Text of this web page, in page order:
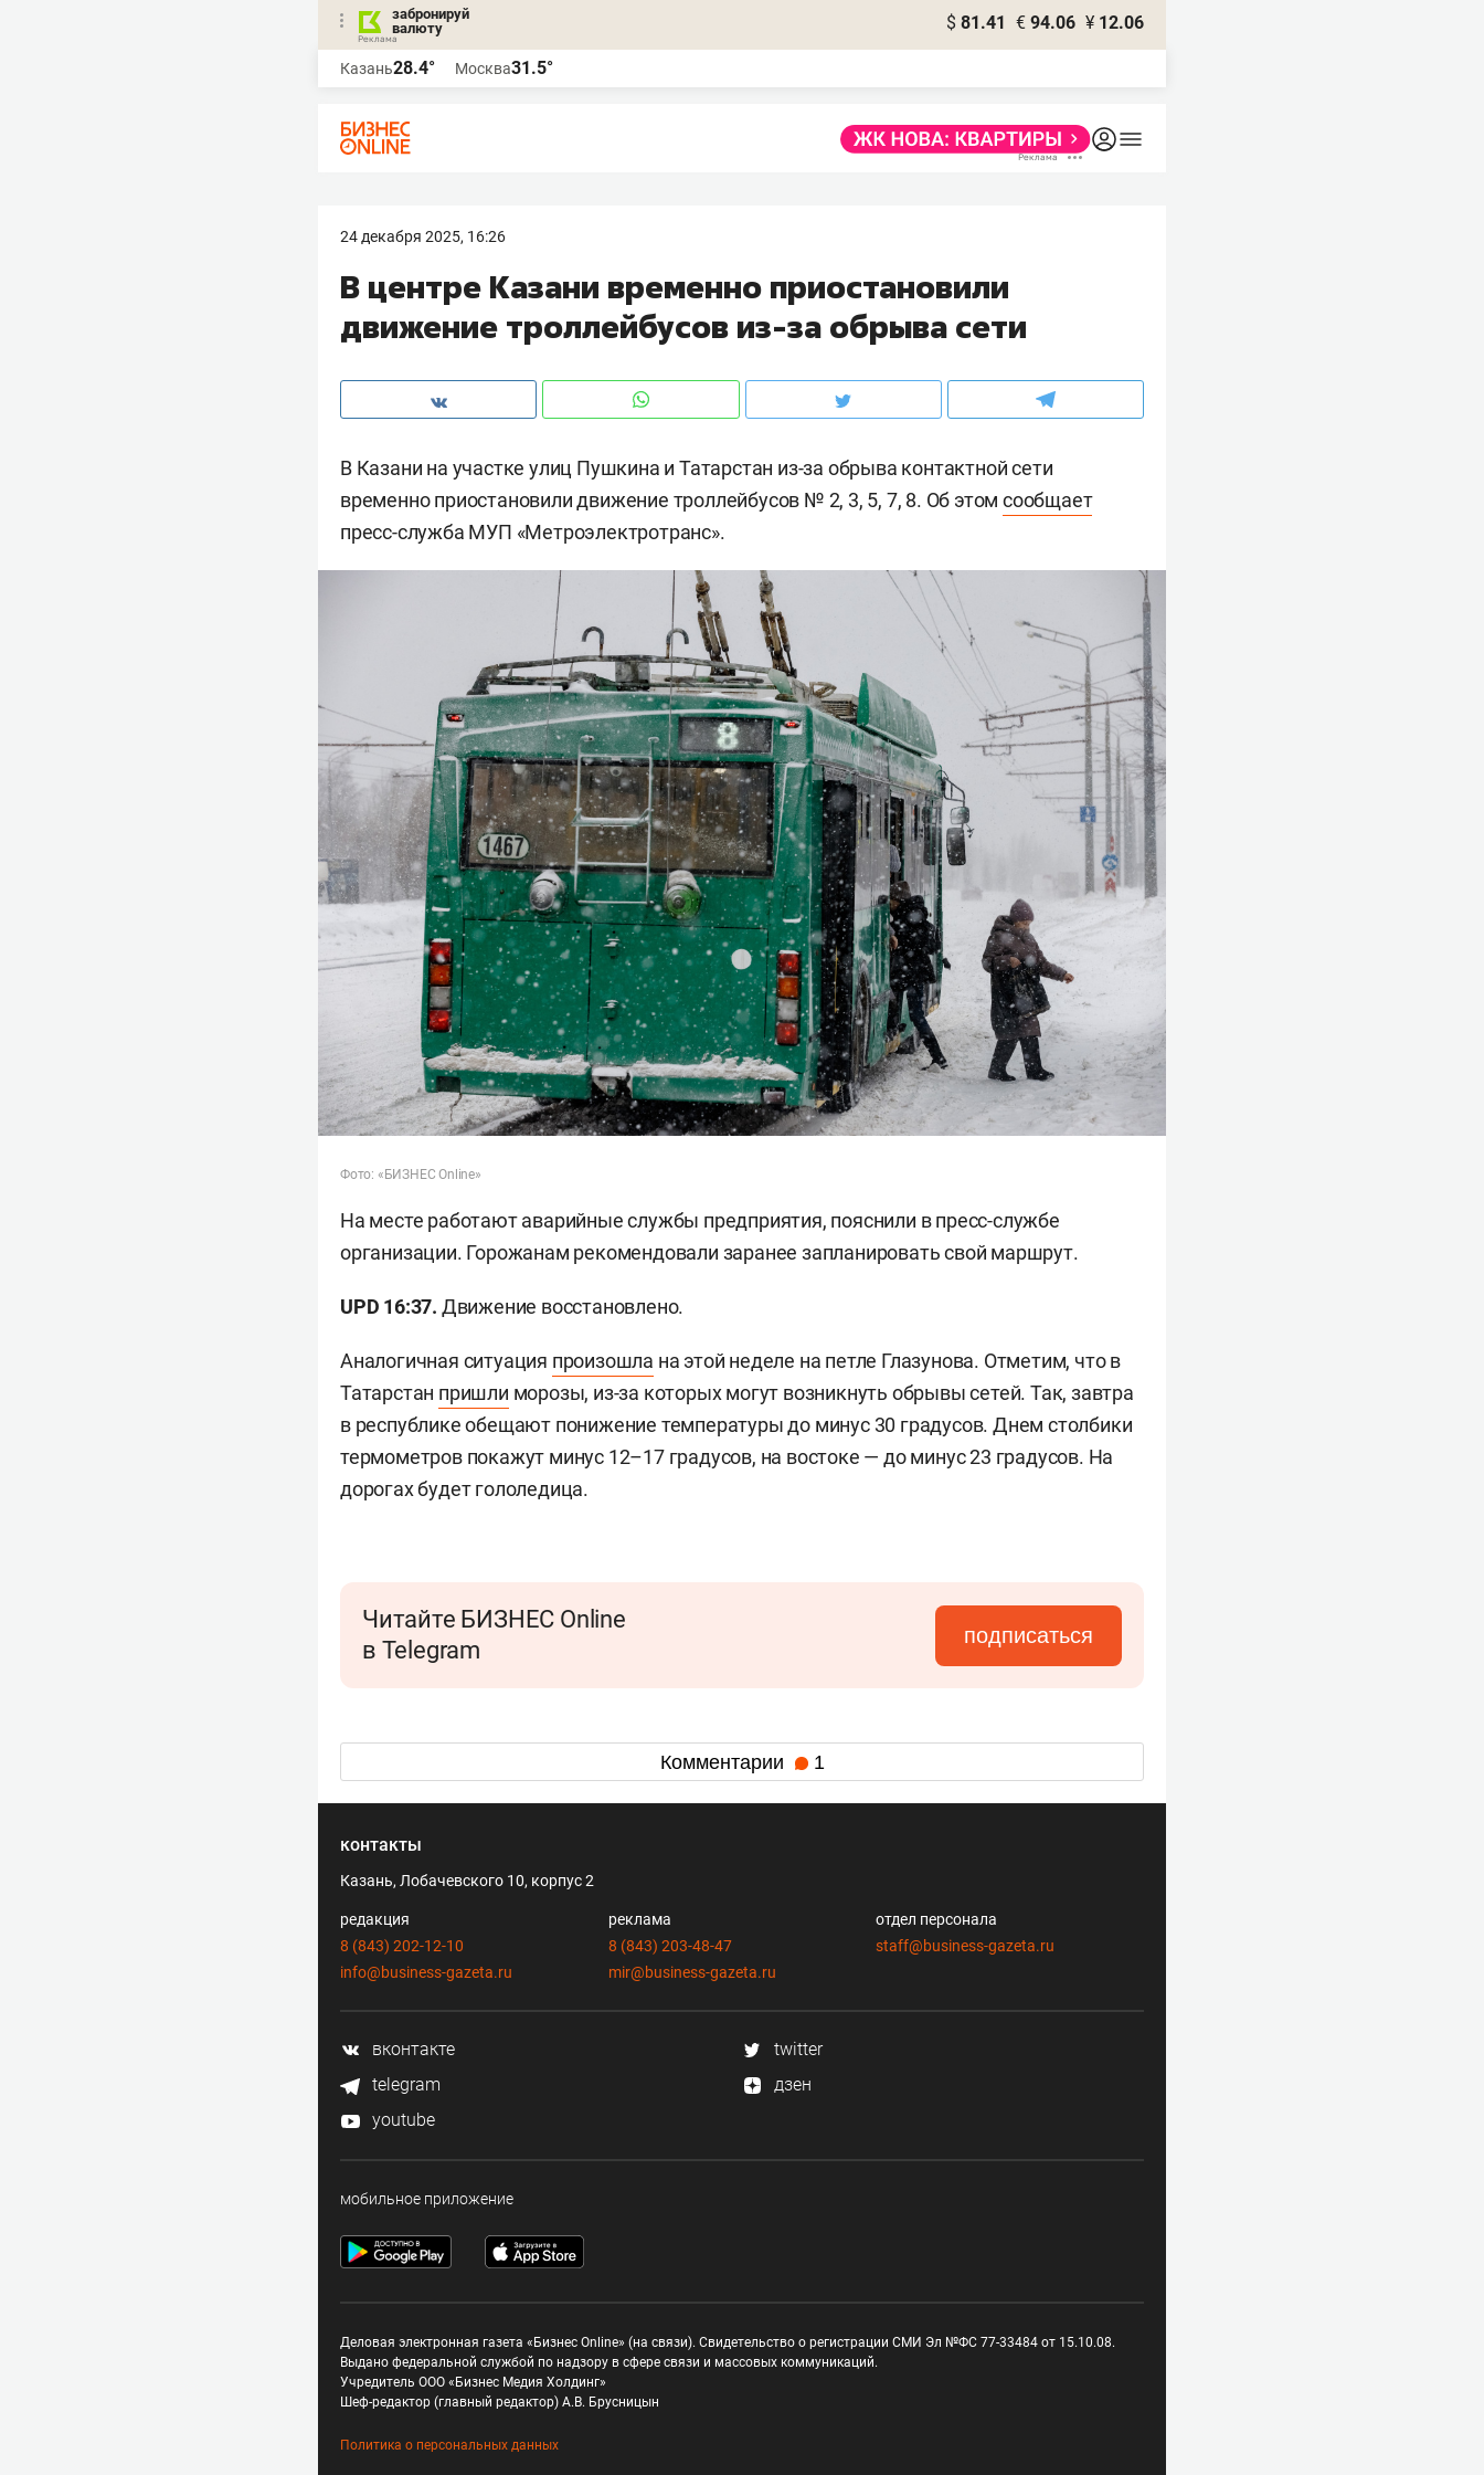
забронируй
валюту
$ 81.41 € 94.06 ¥ 12.06
Казань28.4° Москва31.5°
24 декабря 2025, 16:26
В центре Казани временно приостановили
движение троллейбусов из-за обрыва сети
В Казани на участке улиц Пушкина и Татарстан из-за обрыва контактной сети
временно приостановили движение троллейбусов № 2, 3, 5, 7, 8. Об этом сообщает
пресс-служба МУП «Метроэлектротранс».
Фото: «БИЗНЕС Online»
На месте работают аварийные службы предприятия, пояснили в пресс-службе
организации. Горожанам рекомендовали заранее запланировать свой маршрут.
UPD 16:37. Движение восстановлено.
Аналогичная ситуация произошла на этой неделе на петле Глазунова. Отметим, что в
Татарстан пришли морозы, из-за которых могут возникнуть обрывы сетей. Так, завтра
в республике обещают понижение температуры до минус 30 градусов. Днем столбики
термометров покажут минус 12–17 градусов, на востоке — до минус 23 градусов. На
дорогах будет гололедица.
Читайте БИЗНЕС Online
в Telegram
подписаться
Комментарии 1
контакты
Казань, Лобачевского 10, корпус 2
редакция
8 (843) 202-12-10
info@business-gazeta.ru
реклама
8 (843) 203-48-47
mir@business-gazeta.ru
отдел персонала
staff@business-gazeta.ru
вконтакте
twitter
telegram
дзен
youtube
мобильное приложение
Деловая электронная газета «Бизнес Online» (на связи). Свидетельство о регистрации СМИ Эл №ФС 77-33484 от 15.10.08.
Выдано федеральной службой по надзору в сфере связи и массовых коммуникаций.
Учредитель ООО «Бизнес Медия Холдинг»
Шеф-редактор (главный редактор) А.В. Брусницын
Политика о персональных данных